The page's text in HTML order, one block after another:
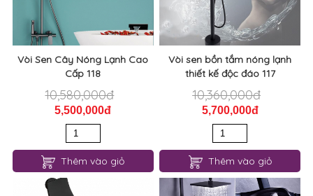
Vòi Sen Cây Nóng Lạnh Cao
Cấp 118
10,580,000đ
5,500,000đ
Thêm vào giỏ
Vòi sen bồn tắm nóng lạnh
thiết kế độc đáo 117
10,360,000đ
5,700,000đ
Thêm vào giỏ